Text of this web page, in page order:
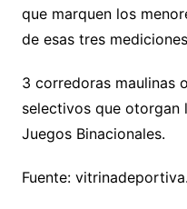
que marquen los
de esas tres
3 corredoras maulinas
selectivos que otorgan
Juegos Binacionales.
Fuente: